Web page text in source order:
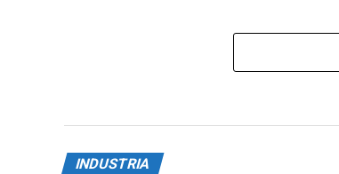
INDUSTRIA